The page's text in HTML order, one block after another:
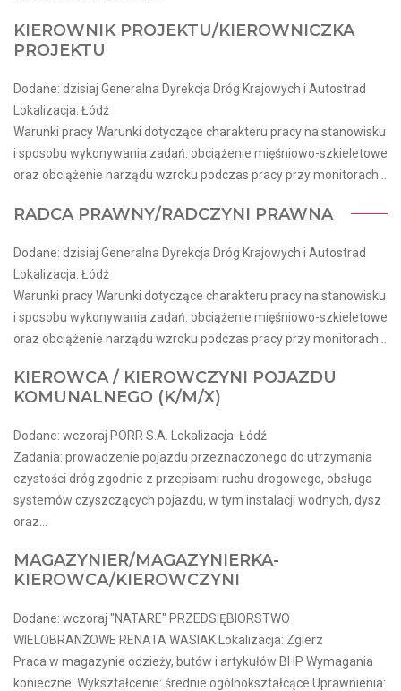
KIEROWNIK PROJEKTU/KIEROWNICZKA
PROJEKTU
Dodane: dzisiaj Generalna Dyrekcja Dróg Krajowych i Autostrad
Lokalizacja: Łódź
Warunki pracy Warunki dotyczące charakteru pracy na stanowisku
i sposobu wykonywania zadań: obciążenie mięśniowo-szkieletowe
oraz obciążenie narządu wzroku podczas pracy przy monitorach...
RADCA PRAWNY/RADCZYNI PRAWNA
Dodane: dzisiaj Generalna Dyrekcja Dróg Krajowych i Autostrad
Lokalizacja: Łódź
Warunki pracy Warunki dotyczące charakteru pracy na stanowisku
i sposobu wykonywania zadań: obciążenie mięśniowo-szkieletowe
oraz obciążenie narządu wzroku podczas pracy przy monitorach...
KIEROWCA / KIEROWCZYNI POJAZDU
KOMUNALNEGO (K/M/X)
Dodane: wczoraj PORR S.A. Lokalizacja: Łódź
Zadania: prowadzenie pojazdu przeznaczonego do utrzymania
czystości dróg zgodnie z przepisami ruchu drogowego, obsługa
systemów czyszczących pojazdu, w tym instalacji wodnych, dysz
oraz...
MAGAZYNIER/MAGAZYNIERKA-
KIEROWCA/KIEROWCZYNI
Dodane: wczoraj "NATARE" PRZEDSIĘBIORSTWO
WIELOBRANŻOWE RENATA WASIAK Lokalizacja: Zgierz
Praca w magazynie odzieży, butów i artykułów BHP Wymagania
konieczne: Wykształcenie: średnie ogólnokształcące Uprawnienia: